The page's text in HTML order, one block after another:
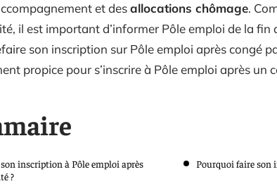
et desallocations chômage.
il est important d’informer Pôle emploi de la fin
son inscription sur Pôle emploi après congé
propice pour s’inscrire à Pôle emploi après un
inscription à Pôle emploi après
?
Pourquoi faire son